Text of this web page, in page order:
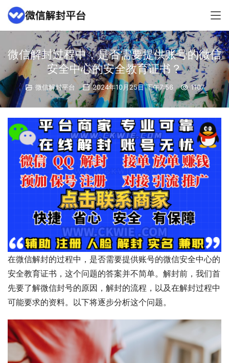
微信解封过程中，是否需要提供账号的微信
安全中心的安全教育证书？
微信解封平台 2024年10月25日 下午7:56 1107
在微信解封的过程中，是否需要提供账号的微信安全中心的
安全教育证书，这个问题的答案并不简单。解封前，我们首
先要了解微信封号的原因，解封的流程，以及在解封过程中
可能要求的资料。以下将逐步分析这个问题。